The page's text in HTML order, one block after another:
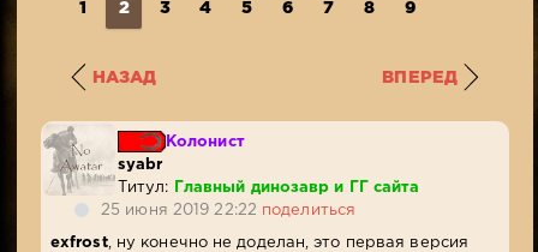
1 2 3 4 5 6 7 8 9
НАЗАД ВПЕРЕД
Колонист
syabr
Титул:
Главный динозавр и ГГ сайта
25 июня 2019 22:22 поделиться
exfrost, ну конечно не доделан, это первая версия